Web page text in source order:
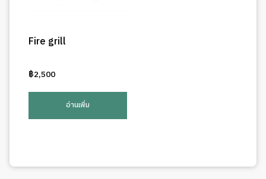
Fire grill
฿2,500
อ่านเพิ่ม